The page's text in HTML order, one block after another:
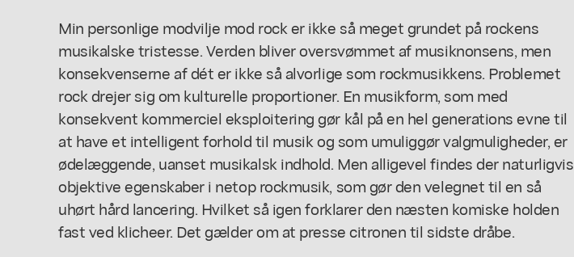
Min personlige modvilje mod rock er ikke så meget grundet på rockens
musikalske tristesse. Verden bliver oversvømmet af musiknonsens, men
konsekvenserne af dét er ikke så alvorlige som rockmusikkens. Problemet
rock drejer sig om kulturelle proportioner. En musikform, som med
konsekvent kommerciel eksploitering gør kål på en hel generations evne til
at have et intelligent forhold til musik og som umuliggør valgmuligheder, er
ødelæggende, uanset musikalsk indhold. Men alligevel findes der naturligvis
objektive egenskaber i netop rockmusik, som gør den velegnet til en så
uhørt hård lancering. Hvilket så igen forklarer den næsten komiske holden
fast ved klicheer. Det gælder om at presse citronen til sidste dråbe.